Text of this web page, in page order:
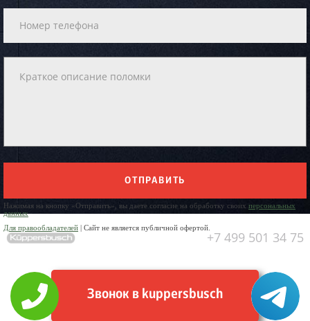
ОТПРАВИТЬ
Нажимая на кнопку «Отправить», вы даете согласие на обработку своих персональных
данных
Для правообладателей | Сайт не является публичной офертой.
+7 499 501 34 75
Звонок в kuppersbusch